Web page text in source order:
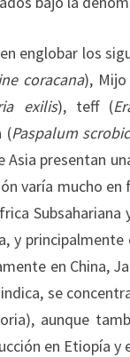
englobar los
coracana),
exilis), teff (
(Paspalum
presentan
varía mucho
y
en China,
se
aunque
en Etiopía